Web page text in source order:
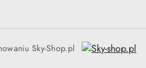
Sky-Shop.pl